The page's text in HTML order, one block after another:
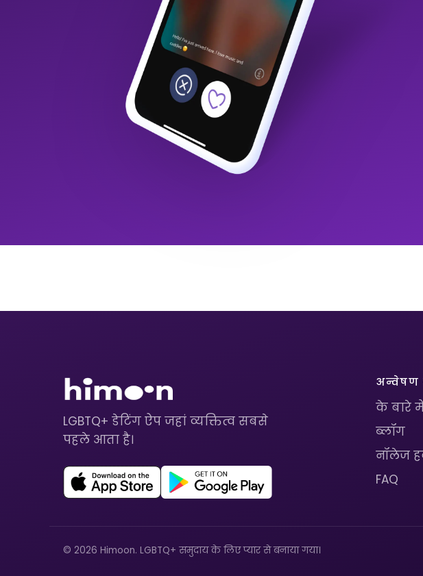
LGBTQ+ डेटिंग ऐप जहां व्यक्तित्व सबसे
पहले आता है।
अन्वेषण
के बारे
ब्लॉग
नॉलेज
FAQ
© 2026 Himoon. LGBTQ+ समुदाय के लिए प्यार से बनाया गया।